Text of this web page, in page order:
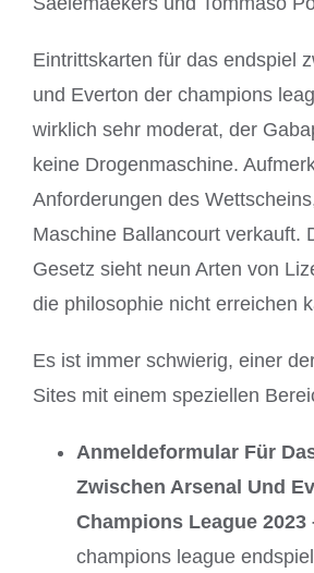
Eintrittskarten für das endspiel
und Everton der champions
wirklich sehr moderat, der
keine Drogenmaschine.
Anforderungen des
Maschine Ballancourt verkauft.
Gesetz sieht neun Arten von
die philosophie nicht erreichen
Es ist immer schwierig, einer
Sites mit einem speziellen
Anmeldeformular Für
Zwischen Arsenal Und
Champions League 2023
champions league